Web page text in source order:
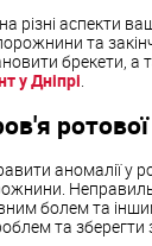
різні аспекти
та
брекети,
у Дніпрі.
аномалії у
болем та
та зберегти